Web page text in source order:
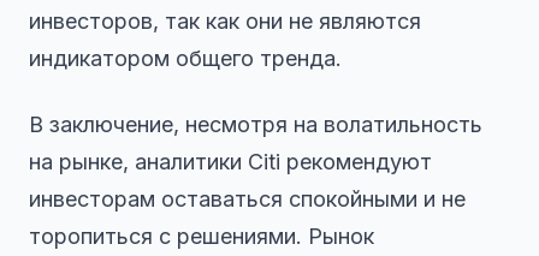
инвесторов, так как они не являются
индикатором общего тренда.
В заключение, несмотря на волатильность
на рынке, аналитики Citi рекомендуют
инвесторам оставаться спокойными и не
торопиться с решениями. Рынок